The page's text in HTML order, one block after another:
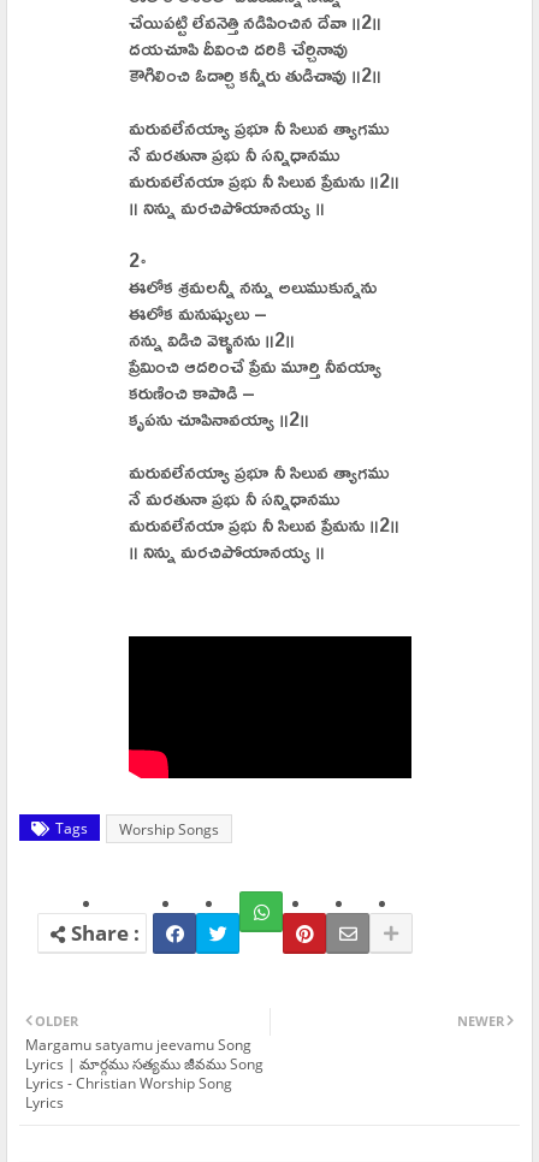
చేయిపట్టి లేవనెత్తి నడిపించిన దేవా ॥2॥
దయచూపి దీవించి దరికి చేర్చినావు
కౌగిలించి ఓదార్చి కన్నీరు తుడిచావు ॥2॥
మరువలేనయ్యా ప్రభూ నీ సిలువ త్యాగము
నే మరతునా ప్రభు నీ సన్నిధానము
మరువలేనయా ప్రభు నీ సిలువ ప్రేమను ॥2॥
॥ నిన్ను మరచిపోయానయ్య ॥
2॰
ఈలోక శ్రమలన్నీ నన్ను అలుముకున్నను
ఈలోక మనుష్యులు –
నన్ను విడిచి వెళ్ళినను ॥2॥
ప్రేమించి ఆదరించే ప్రేమ మూర్తి నీవయ్యా
కరుణించి కాపాడి –
కృపను చూపినావయ్యా ॥2॥
మరువలేనయ్యా ప్రభూ నీ సిలువ త్యాగము
నే మరతునా ప్రభు నీ సన్నిధానము
మరువలేనయా ప్రభు నీ సిలువ ప్రేమను ॥2॥
॥ నిన్ను మరచిపోయానయ్య ॥
Tags Worship Songs
NEWER
OLDER
Margamu satyamu jeevamu Song
Lyrics | మార్గము సత్యము జీవము Song
Lyrics - Christian Worship Song
Lyrics